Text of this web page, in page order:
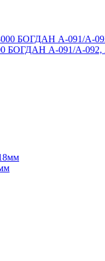
БОГДАН А-091/А-092,